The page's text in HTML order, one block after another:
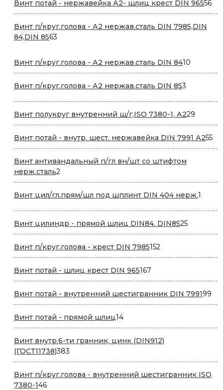
Винт потай - нержавейка А2- шлиц крест DIN 9655656
Винт п/круг.голова - А2 нержав.сталь DIN 7985,DIN
84,DIN 8563
Винт п/круг.голова - А2 нержав.сталь DIN 8410
товаров
Винт п/круг.голова - А2 нержав.сталь DIN 853
Винт полукруг внутренний ш/г,ISO 7380-1, А229
товаров
Винт потай - внутр. шест. нержавейка DIN 7991 А25555
Винт антивандальный п/гл вн/шт со штифтом
нерж.сталь2
товара
Винт цил/гл.прям/шл под шплинт DIN 404 нерж.1
Винт цилиндр - прямой шлиц DIN84. DIN852525
товаров
Винт п/круг.голова - крест DIN 7985152
товара
Винт потай - шлиц крест DIN 965167
товаров
Винт потай - внутренний шестигранник DIN 799199
Винт потай - прямой шлиц1414
товаров
Винт внутр.6-ти гранник, цинк (DIN912)
(ГОСТ11738)383
товара
Винт п/круг.голова - внутренний шестигранник ISO
7380-14646